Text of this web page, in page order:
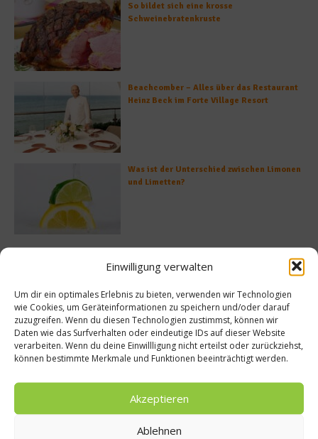
Einwilligung verwalten
Um dir ein optimales Erlebnis zu bieten, verwenden wir Technologien
wie Cookies, um Geräteinformationen zu speichern und/oder darauf
zuzugreifen. Wenn du diesen Technologien zustimmst, können wir
Daten wie das Surfverhalten oder eindeutige IDs auf dieser Website
verarbeiten. Wenn du deine Einwillligung nicht erteilst oder zurückziehst,
können bestimmte Merkmale und Funktionen beeinträchtigt werden.
Akzeptieren
Ablehnen
So bildet sich eine krosse
Schweinebratenkruste
Beachcomber – Alles über das Restaurant
Heinz Beck im Forte Village Resort
Was ist der Unterschied zwischen Limonen
und Limetten?
und
Küchentipps
Von Stein und
richtig
17. Oktober 2014